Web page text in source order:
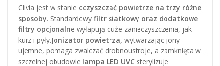
Clivia jest w stanie oczyszczać powietrze na trzy różne
sposoby. Standardowy filtr siatkowy oraz dodatkowe
filtry opcjonalne wyłapują duże zanieczyszczenia, jak
kurz i pyły.Jonizator powietrza, wytwarzając jony
ujemne, pomaga zwalczać drobnoustroje, a zamknięta w
szczelnej obudowie lampa LED UVC sterylizuje